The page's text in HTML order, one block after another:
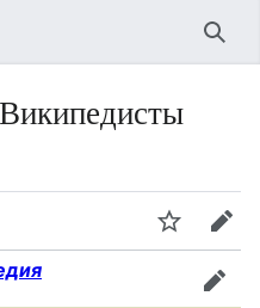
Википедисты